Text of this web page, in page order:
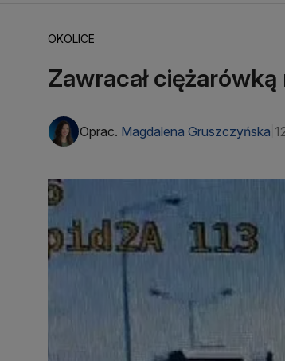
OKOLICE
Zawracał
Oprac. Magdalena Gruszczyńska